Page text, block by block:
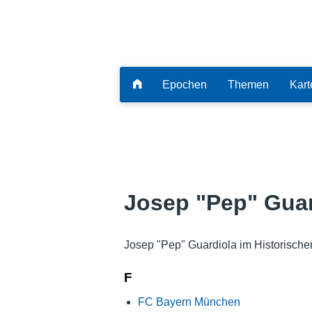
Epochen Themen
Josep "Pep"
Josep "Pep" Guardiola im
F
FC Bayern München